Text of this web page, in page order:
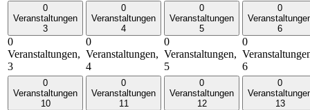
0
Veranstaltungen
3
0
Veranstaltungen,
3
0
Veranstaltungen
4
0
Veranstaltungen,
4
0
Veranstaltungen
5
0
Veranstaltungen,
5
0
6
0
6
0
Veranstaltungen
10
0
Veranstaltungen
11
0
Veranstaltungen
12
0
13